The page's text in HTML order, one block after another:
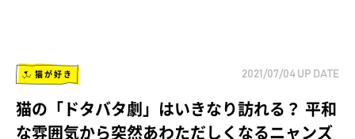
猫が好き 2021/07/04 UP DATE
猫の「ドタバタ劇」はいきなり訪れる？ 平和
な雰囲気から突然あわただしくなるニャンズ